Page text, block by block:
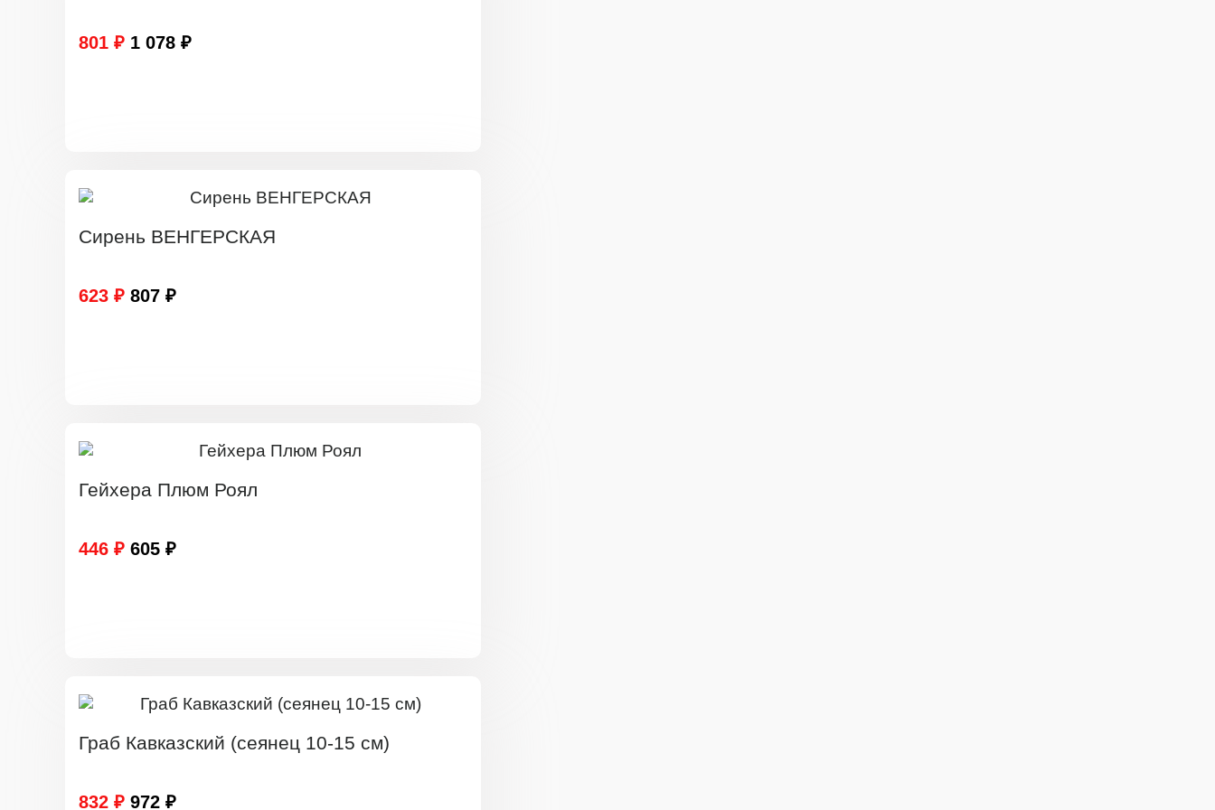
801 ₽ 1 078 ₽
Сирень ВЕНГЕРСКАЯ
623 ₽ 807 ₽
Гейхера Плюм Роял
446 ₽ 605 ₽
Граб Кавказский (сеянец 10-15 см)
832 ₽ 972 ₽